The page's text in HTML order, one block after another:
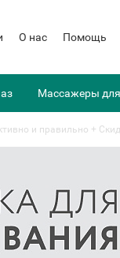
О нас Помощь
Массажеры для
и правильно +